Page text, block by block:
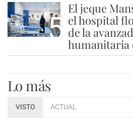
5
El jeque
el hospital
de la
humanitaria
Lo más
VISTO ACTUAL